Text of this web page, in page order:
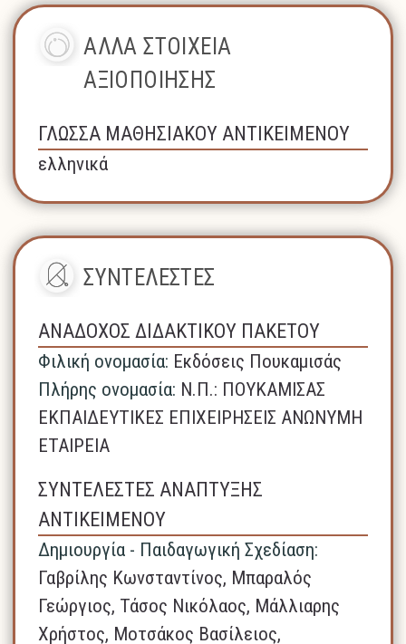
ΑΛΛΑ ΣΤΟΙΧΕΙΑ
ΑΞΙΟΠΟΙΗΣΗΣ
ΓΛΩΣΣΑ ΜΑΘΗΣΙΑΚΟΥ ΑΝΤΙΚΕΙΜΕΝΟΥ
ελληνικά
ΣΥΝΤΕΛΕΣΤΕΣ
ΑΝΑΔΟΧΟΣ ΔΙΔΑΚΤΙΚΟΥ ΠΑΚΕΤΟΥ
Φιλική ονομασία: Εκδόσεις Πουκαμισάς
Πλήρης ονομασία: N.Π.: ΠΟΥΚΑΜΙΣΑΣ
ΕΚΠΑΙΔΕΥΤΙΚΕΣ ΕΠΙΧΕΙΡΗΣΕΙΣ ΑΝΩΝΥΜΗ
ΕΤΑΙΡΕΙΑ
ΣΥΝΤΕΛΕΣΤΕΣ ΑΝΑΠΤΥΞΗΣ
ΑΝΤΙΚΕΙΜΕΝΟΥ
Δημιουργία - Παιδαγωγική Σχεδίαση:
Γαβρίλης Κωνσταντίνος, Μπαραλός
Γεώργιος, Τάσος Νικόλαος, Μάλλιαρης
Χρήστος, Μοτσάκος Βασίλειος,